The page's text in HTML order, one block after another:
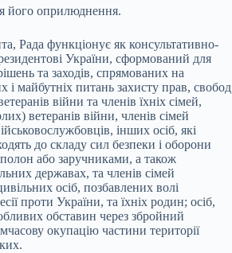
його оприлюднення.
Рада функціонує як консультативно-
України, сформований для
та заходів, спрямованих на
і майбутніх питань захисту прав, свобод
війни та членів їхніх сімей,
ветеранів війни, членів сімей
інших осіб, які
до складу сил безпеки і оборони
або заручниками, а також
державах, та членів сімей
осіб, позбавлених волі
проти України, та їхніх родин; осіб,
обставин через збройний
окупацію частини території